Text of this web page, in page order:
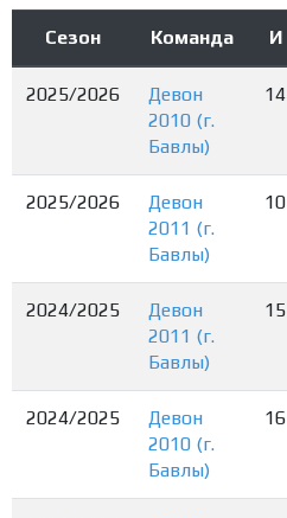
Сезон Команда И
2025/2026
Девон
2010 (г.
Бавлы)
14
2025/2026
Девон
2011 (г.
Бавлы)
10
2024/2025
Девон
2011 (г.
Бавлы)
15
2024/2025
Девон
2010 (г.
Бавлы)
16